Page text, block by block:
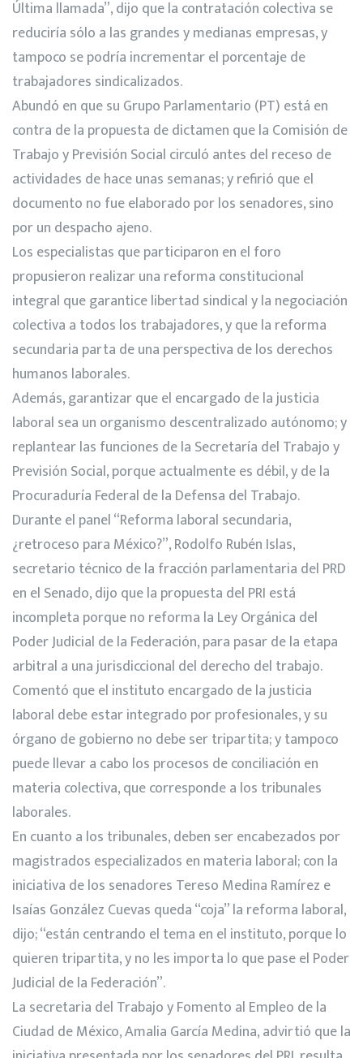
Última llamada”, dijo que la contratación colectiva se
reduciría sólo a las grandes y medianas empresas, y
tampoco se podría incrementar el porcentaje de
trabajadores sindicalizados.
Abundó en que su Grupo Parlamentario (PT) está en
contra de la propuesta de dictamen que la Comisión de
Trabajo y Previsión Social circuló antes del receso de
actividades de hace unas semanas; y refirió que el
documento no fue elaborado por los senadores, sino
por un despacho ajeno.
Los especialistas que participaron en el foro
propusieron realizar una reforma constitucional
integral que garantice libertad sindical y la negociación
colectiva a todos los trabajadores, y que la reforma
secundaria parta de una perspectiva de los derechos
humanos laborales.
Además, garantizar que el encargado de la justicia
laboral sea un organismo descentralizado autónomo; y
replantear las funciones de la Secretaría del Trabajo y
Previsión Social, porque actualmente es débil, y de la
Procuraduría Federal de la Defensa del Trabajo.
Durante el panel “Reforma laboral secundaria,
¿retroceso para México?”, Rodolfo Rubén Islas,
secretario técnico de la fracción parlamentaria del PRD
en el Senado, dijo que la propuesta del PRI está
incompleta porque no reforma la Ley Orgánica del
Poder Judicial de la Federación, para pasar de la etapa
arbitral a una jurisdiccional del derecho del trabajo.
Comentó que el instituto encargado de la justicia
laboral debe estar integrado por profesionales, y su
órgano de gobierno no debe ser tripartita; y tampoco
puede llevar a cabo los procesos de conciliación en
materia colectiva, que corresponde a los tribunales
laborales.
En cuanto a los tribunales, deben ser encabezados por
magistrados especializados en materia laboral; con la
iniciativa de los senadores Tereso Medina Ramírez e
Isaías González Cuevas queda “coja” la reforma laboral,
dijo; “están centrando el tema en el instituto, porque lo
quieren tripartita, y no les importa lo que pase el Poder
Judicial de la Federación”.
La secretaria del Trabajo y Fomento al Empleo de la
Ciudad de México, Amalia García Medina, advirtió que la